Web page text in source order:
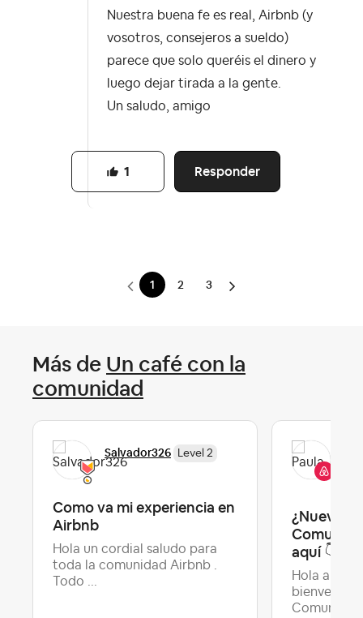
Nuestra buena fe es real, Airbnb (y
vosotros, consejeros a sueldo)
parece que solo queréis el dinero y
luego dejar tirada a la gente.
Un saludo, amigo
Responder
1
1 2 3
Más de Un café con la
comunidad
Salvador326 Level 2
Como va mi experiencia en
Airbnb
Hola un cordial saludo para
toda la comunidad Airbnb .
Todo ...
¿Nuevo
aquí ‌👇
Hola a
bienvenida
Comun...